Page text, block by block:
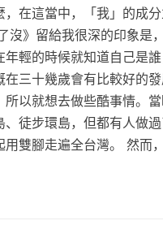
，在這當中，「我」的成
沒》留給我很深的印象是
年輕的時候就知道自己是
在三十幾歲會有比較好的
所以就想去做些酷事情。
、徒步環島，但都有人做
用雙腳走遍全台灣。 然而